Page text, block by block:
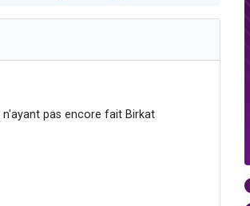
n'ayant pas encore fait Birkat